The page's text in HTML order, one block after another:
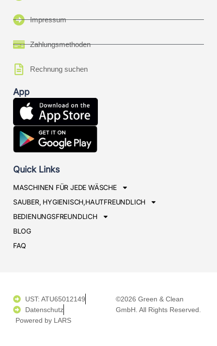
Impressum
Zahlungsmethoden
Rechnung suchen
App
Quick Links
MASCHINEN FÜR JEDE WÄSCHE
SAUBER, HYGIENISCH,HAUTFREUNDLICH
BEDIENUNGSFREUNDLICH
BLOG
FAQ
UST: ATU65012149
Datenschutz
Powered by LARS
©2026 Green & Clean
GmbH. All Rights Reserved.